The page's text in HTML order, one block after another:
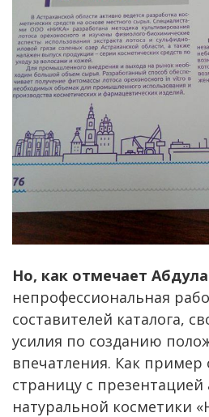
Но, как отмечает
непрофессиональная
составителей каталога,
усилия по созданию
впечатления. Как
страницу с презентацией
натуральной косметики